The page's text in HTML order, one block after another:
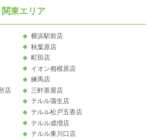
関東エリア
横浜駅前店
秋葉原店
町田店
イオン相模原店
練馬店
店
三軒茶屋店
テルル蒲生店
テルル松戸五香店
テルル成増店
テルル東川口店